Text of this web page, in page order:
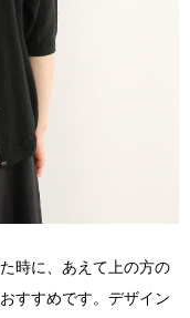
時に、あえて上の方の
すすめです。デザイン